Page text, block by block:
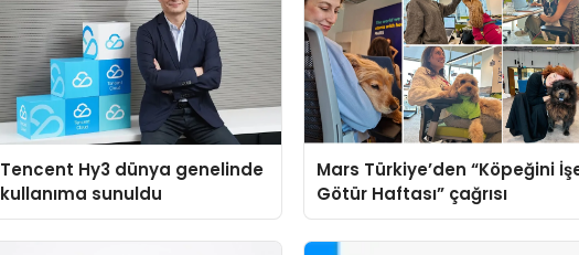
Tencent Hy3 dünya genelinde
kullanıma sunuldu
Mars Türkiye’den “Köpeğini
Götür Haftası” çağrısı